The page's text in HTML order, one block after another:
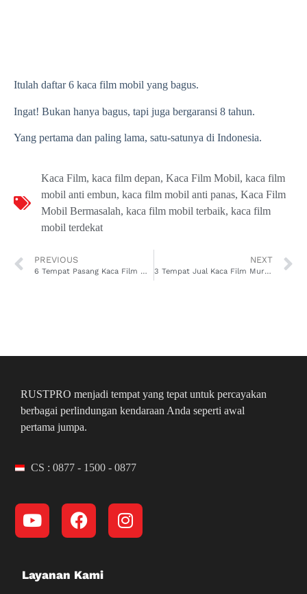
Itulah daftar 6 kaca film mobil yang bagus.
Ingat! Bukan hanya bagus, tapi juga bergaransi 8 tahun.
Yang pertama dan paling lama, satu-satunya di Indonesia.
Kaca Film, kaca film depan, Kaca Film Mobil, kaca film
mobil anti embun, kaca film mobil anti panas, Kaca Film
Mobil Bermasalah, kaca film mobil terbaik, kaca film
mobil terdekat
PREVIOUS
6 Tempat Pasang Kaca Film Mobil yang Propesional & Murah
NEXT
3 Tempat Jual Kaca Film Murah Terdekat di Jakarta
RUSTPRO menjadi tempat yang tepat untuk percayakan
berbagai perlindungan kendaraan Anda seperti awal
pertama jumpa.
CS : 0877 - 1500 - 0877
Layanan Kami